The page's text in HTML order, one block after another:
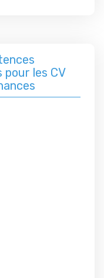
les CV